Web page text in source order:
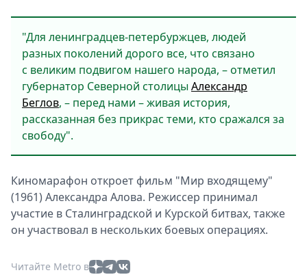
"Для ленинградцев-петербуржцев, людей
разных поколений дорого все, что связано
с великим подвигом нашего народа, – отметил
губернатор Северной столицыАлександр
Беглов, – перед нами – живая история,
рассказанная без прикрас теми, кто сражался за
свободу".
Киномарафон откроет фильм "Мир входящему"
(1961) Александра Алова. Режиссер принимал
участие в Сталинградской и Курской битвах, также
он участвовал в нескольких боевых операциях.
Читайте Metro в